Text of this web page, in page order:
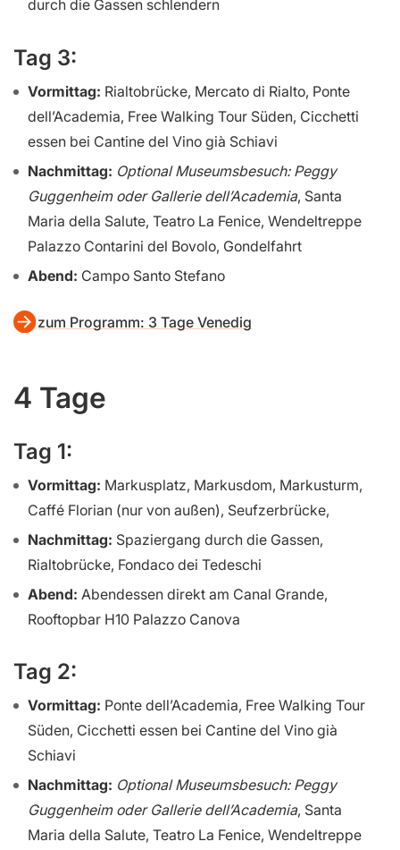
durch die Gassen schlendern
Tag 3:
Vormittag: Rialtobrücke, Mercato di Rialto, Ponte
dell’Academia, Free Walking Tour Süden, Cicchetti
essen bei Cantine del Vino già Schiavi
Nachmittag: Optional Museumsbesuch: Peggy
Guggenheim oder Gallerie dell’Academia, Santa
Maria della Salute, Teatro La Fenice, Wendeltreppe
Palazzo Contarini del Bovolo, Gondelfahrt
Abend: Campo Santo Stefano
zum Programm: 3 Tage Venedig
4 Tage
Tag 1:
Vormittag: Markusplatz, Markusdom, Markusturm,
Caffé Florian (nur von außen), Seufzerbrücke,
Nachmittag: Spaziergang durch die Gassen,
Rialtobrücke, Fondaco dei Tedeschi
Abend: Abendessen direkt am Canal Grande,
Rooftopbar H10 Palazzo Canova
Tag 2:
Vormittag: Ponte dell’Academia, Free Walking Tour
Süden, Cicchetti essen bei Cantine del Vino già
Schiavi
Nachmittag: Optional Museumsbesuch: Peggy
Guggenheim oder Gallerie dell’Academia, Santa
Maria della Salute, Teatro La Fenice, Wendeltreppe